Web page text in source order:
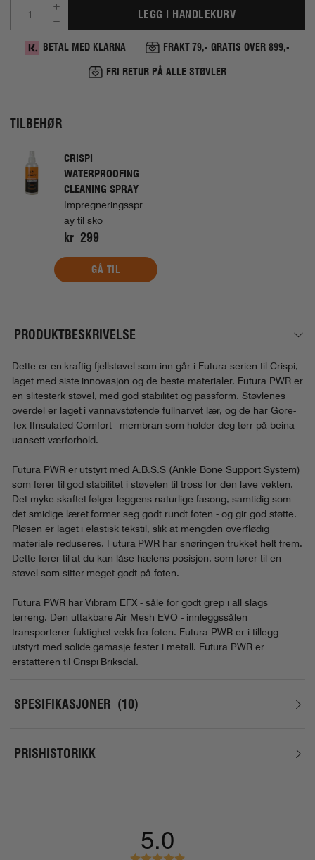
LEGG I HANDLEKURV
BETAL MED KLARNA FRAKT 79,- GRATIS OVER 899,-
FRI RETUR PÅ ALLE STØVLER
TILBEHØR
CRISPI
WATERPROOFING
CLEANING SPRAY
Impregneringsspr
ay til sko
kr 299
GÅ TIL
PRODUKTBESKRIVELSE
Dette er en kraftig fjellstøvel som inn går i Futura-serien til Crispi,
laget med siste innovasjon og de beste materialer. Futura PWR er
en slitesterk støvel, med god stabilitet og passform. Støvlenes
overdel er laget i vannavstøtende fullnarvet lær, og de har Gore-
Tex IInsulated Comfort - membran som holder deg tørr på beina
uansett værforhold.
Futura PWR er utstyrt med A.B.S.S (Ankle Bone Support System)
som fører til god stabilitet i støvelen til tross for den lave vekten.
Det myke skaftet følger leggens naturlige fasong, samtidig som
det smidige læret former seg godt rundt foten - og gir god støtte.
Pløsen er laget i elastisk tekstil, slik at mengden overflødig
materiale reduseres. Futura PWR har snøringen trukket helt frem.
Dette fører til at du kan låse hælens posisjon, som fører til en
støvel som sitter meget godt på foten.
Futura PWR har Vibram EFX - såle for godt grep i all slags
terreng. Den uttakbare Air Mesh EVO - innleggssålen
transporterer fuktighet vekk fra foten. Futura PWR er i tillegg
utstyrt med solide gamasje fester i metall. Futura PWR er
erstatteren til Crispi Briksdal.
SPESIFIKASJONER 10
PRISHISTORIKK
5.0